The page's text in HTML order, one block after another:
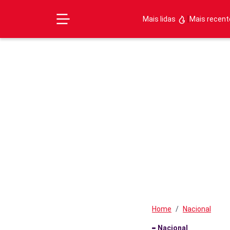
Mais lidas |Mais
Home Nacional
Nacional